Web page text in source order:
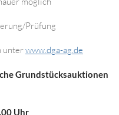
Prüfung
unterwww.dga-ag.de
Grundstücksauktionen
Uhr